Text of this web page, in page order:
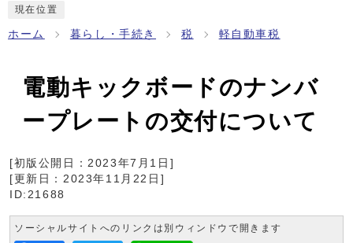
現在位置
ホーム 暮らし・手続き 税 軽自動車税
電動キックボードのナンバ
ープレートの交付について
[初版公開日：2023年7月1日 ]
[更新日： 2023年11月22日 ]
ID:21688
ソーシャルサイトへのリンクは別ウィンドウで開きます